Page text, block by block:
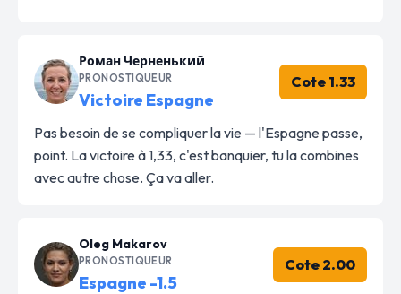
Роман Черненький
PRONOSTIQUEUR
Victoire Espagne
Cote 1.33
Pas besoin de se compliquer la vie — l'Espagne passe,
point. La victoire à 1,33, c'est banquier, tu la combines
avec autre chose. Ça va aller.
Oleg Makarov
PRONOSTIQUEUR
Espagne -1.5
Cote 2.00